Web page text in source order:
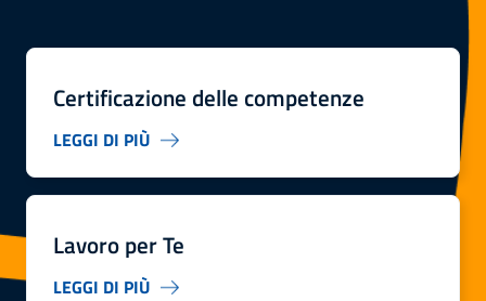
Certificazione delle competenze
LEGGI DI PIÙ
Lavoro per Te
LEGGI DI PIÙ